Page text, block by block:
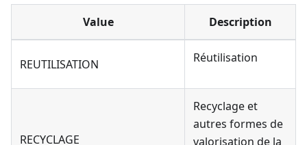
Value Description
REUTILISATION Réutilisation
RECYCLAGE
Recyclage et
autres formes de
valorisation de la